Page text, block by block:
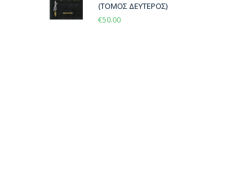
(ΤΟΜΟΣ ΔΕΥΤΕΡΟΣ)
€50.00